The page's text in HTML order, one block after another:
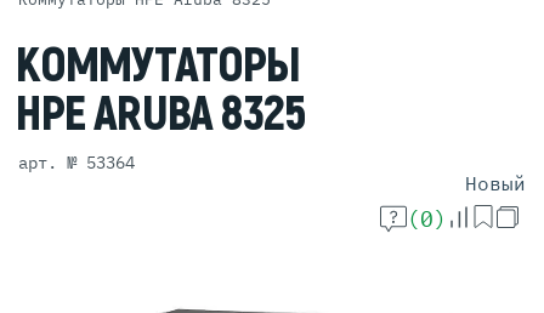
КОММУТАТОРЫ
HPE ARUBA 8325
арт. № 53364
Новый
(0)